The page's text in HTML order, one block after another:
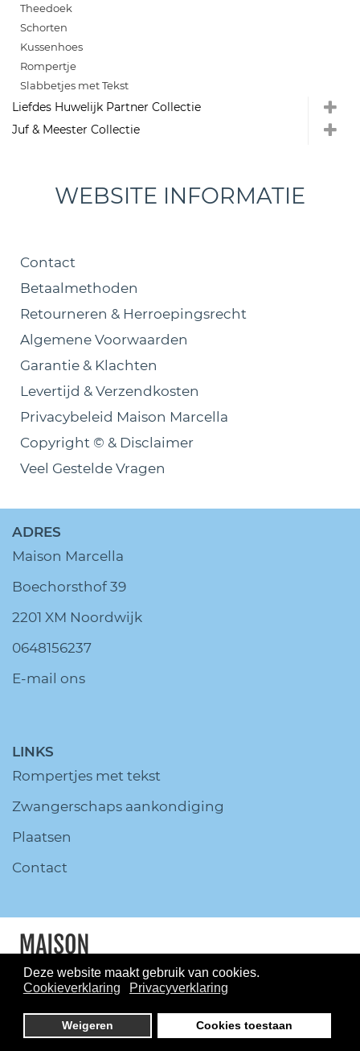
Deze website maakt gebruik van cookies.
Cookieverklaring
Privacyverklaring
Weigeren Cookies toestaan
Theedoek
Schorten
Kussenhoes
Rompertje
Slabbetjes met Tekst
Liefdes Huwelijk Partner Collectie
Juf & Meester Collectie
WEBSITE INFORMATIE
Contact
Betaalmethoden
Retourneren & Herroepingsrecht
Algemene Voorwaarden
Garantie & Klachten
Levertijd & Verzendkosten
Privacybeleid Maison Marcella
Copyright © & Disclaimer
Veel Gestelde Vragen
ADRES
Maison Marcella
Boechorsthof 39
2201 XM Noordwijk
0648156237
E-mail ons
LINKS
Rompertjes met tekst
Zwangerschaps aankondiging
Plaatsen
Contact
© MaisonMarcella.nl All Rights
Reserved.
Disclaimer
Privacy
Sitemap
Onderhoud en beheer
Joomlapartner